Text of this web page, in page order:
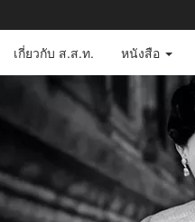
เกี่ยวกับ ส.ส.ท. หนังสือ